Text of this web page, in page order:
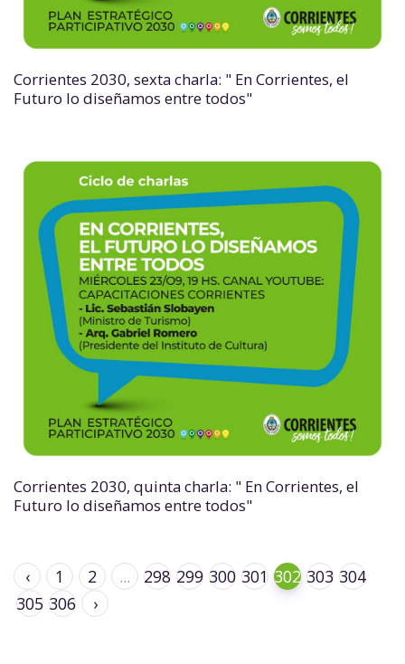
Corrientes 2030, sexta charla: " En Corrientes, el
Futuro lo diseñamos entre todos"
Corrientes 2030, quinta charla: " En Corrientes, el
Futuro lo diseñamos entre todos"
‹ 1 2 ... 298 299 300 301 302 303 304
305 306 ›